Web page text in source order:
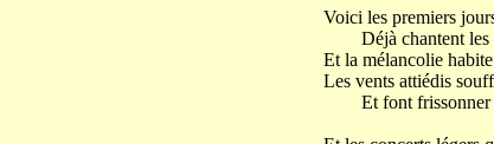
Voici les premiers
Déjà chantent les
Et la mélancolie
Les vents attiédis
Et font frissonner